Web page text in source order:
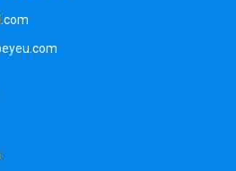
điện trẻ em BJQ-M03
₫
₫